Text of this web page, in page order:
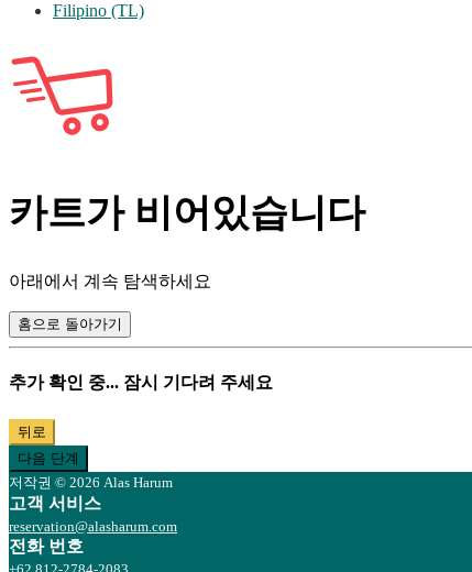
Filipino (TL)
카트가 비어있습니다
아래에서 계속 탐색하세요
홈으로 돌아가기
추가 확인 중... 잠시 기다려 주세요
뒤로
다음 단계
저작권 © 2026 Alas Harum
고객 서비스
reservation@alasharum.com
전화 번호